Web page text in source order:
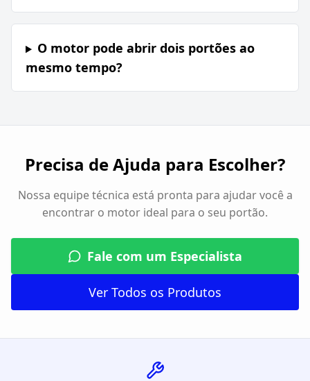
O motor pode abrir dois portões ao
mesmo tempo?
Precisa de Ajuda para Escolher?
Nossa equipe técnica está pronta para ajudar você a
encontrar o motor ideal para o seu portão.
Fale com um Especialista
Ver Todos os Produtos